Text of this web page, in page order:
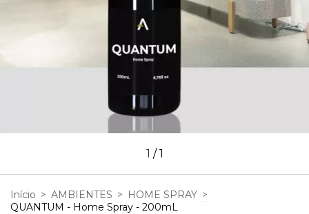
1 /1
Início > AMBIENTES > HOME SPRAY >
QUANTUM - Home Spray - 200mL